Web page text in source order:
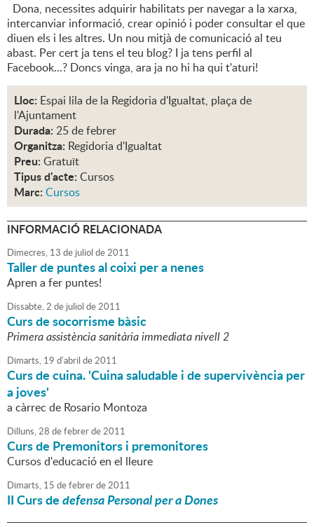
Dona, necessites adquirir habilitats per navegar a la xarxa,
intercanviar informació, crear opinió i poder consultar el que
diuen els i les altres. Un nou mitjà de comunicació al teu
abast. Per cert ja tens el teu blog? I ja tens perfil al
Facebook...? Doncs vinga, ara ja no hi ha qui t'aturi!
Lloc: Espai lila de la Regidoria d'Igualtat, plaça de
l'Ajuntament
Durada: 25 de febrer
Organitza: Regidoria d'Igualtat
Preu: Gratuït
Tipus d'acte: Cursos
Marc: Cursos
INFORMACIÓ RELACIONADA
Dimecres, 13 de juliol de2011
Taller de puntes al coixi per a nenes
Apren a fer puntes!
Dissabte,2 de juliol de2011
Curs de socorrisme bàsic
Primera assistència sanitària immediata nivell 2
Dimarts, 19 d'abril de2011
Curs de cuina. 'Cuina saludable i de supervivència per
a joves'
a càrrec de Rosario Montoza
Dilluns,28 defebrerde2011
Curs de Premonitors i premonitores
Cursos d'educació en el lleure
Dimarts, 15 defebrerde2011
II Curs dedefensa Personal per a Dones